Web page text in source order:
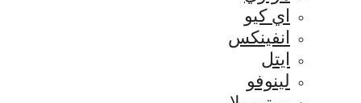
اي كيو
انفينكس
ايتل
لينوفو